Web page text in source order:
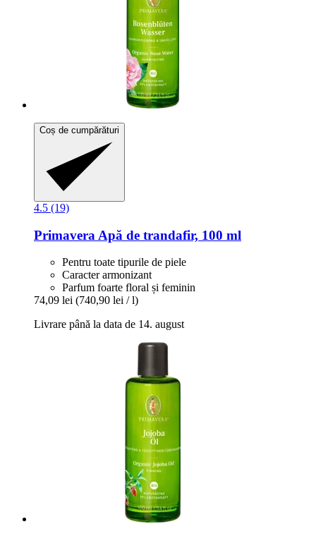
Coș de cumpărături
4.5 (19)
Primavera Apă de trandafir, 100 ml
Pentru toate tipurile de piele
Caracter armonizant
Parfum foarte floral și feminin
74,09 lei (740,90 lei / l)
Livrare până la data de 14. august